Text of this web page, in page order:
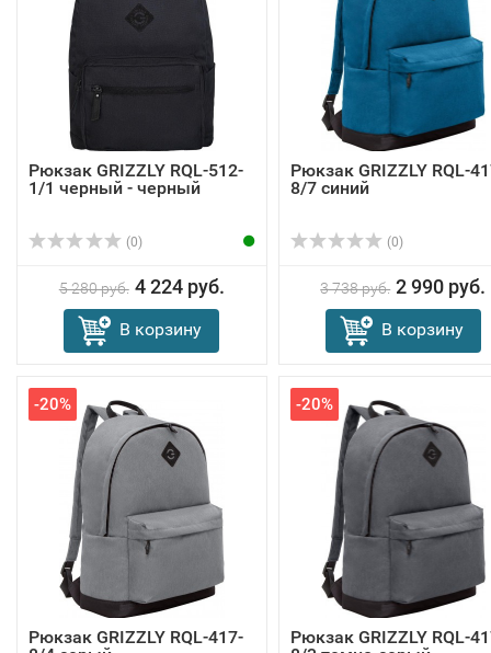
Рюкзак GRIZZLY RQL-512-
1/1 черный - черный
(0)
5 280 руб. 4 224 руб.
В корзину
Рюкзак GRIZZLY RQL-
8/7 синий
(0)
3 738 руб. 2 990 руб.
В корзину
-20%
Рюкзак GRIZZLY RQL-417-
-20%
Рюкзак GRIZZLY RQL-